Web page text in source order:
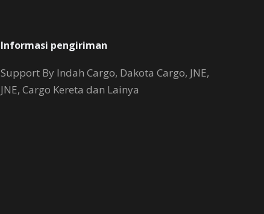
Informasi pengiriman
Support By Indah Cargo, Dakota Cargo, JNE,
JNE, Cargo Kereta dan Lainya